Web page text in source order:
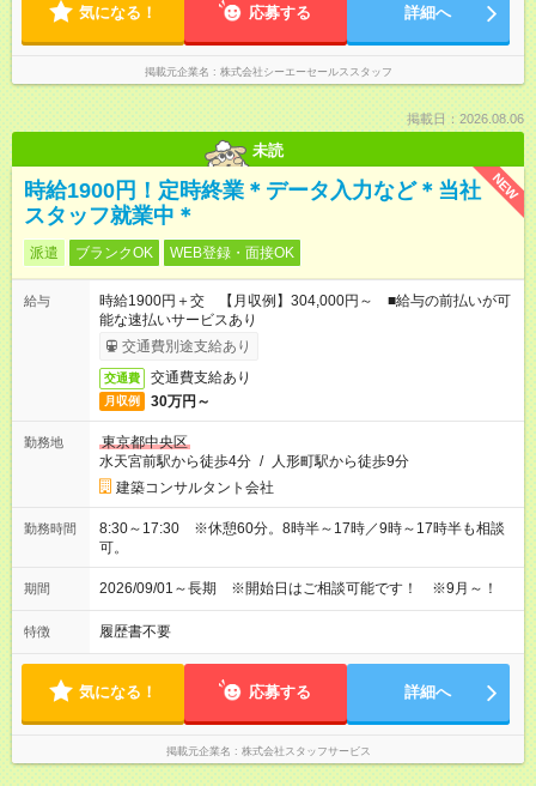
気になる！ 応募する 詳細へ
掲載元企業名 株式会社シーエーセールススタッフ
掲載日：2026.08.06
未読
NEW
時給1900円！定時終業＊データ入力など＊当社
スタッフ就業中＊
派遣 ブランクOK WEB登録・面接OK
給与
時給1900円＋交 【月収例】304,000円～ ■給与の前払いが可
能な速払いサービスあり
交通費別途支給あり
交通費 交通費支給あり
月収例 30万円～
勤務地
東京都中央区
水天宮前駅から徒歩4分 / 人形町駅から徒歩9分
建築コンサルタント会社
勤務時間
8:30～17:30 ※休憩60分。8時半～17時／9時～17時半も相談
可。
期間 2026/09/01～長期 ※開始日はご相談可能です！ ※9月～！
特徴 履歴書不要
気になる！ 応募する 詳細へ
掲載元企業名 株式会社スタッフサービス